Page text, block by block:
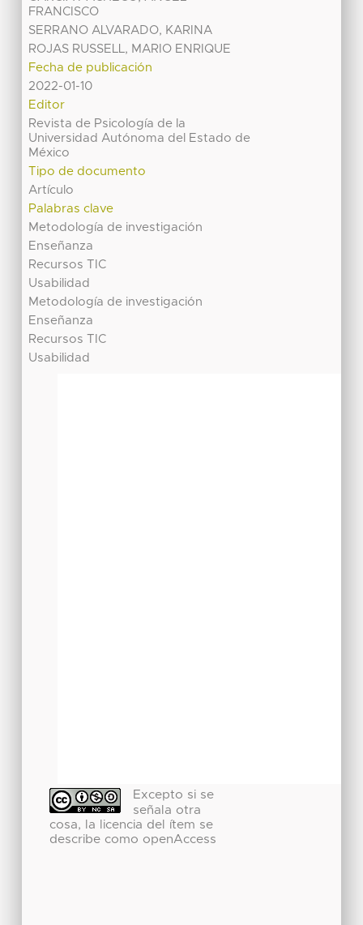
FRANCISCO
SERRANO ALVARADO, KARINA
ROJAS RUSSELL, MARIO ENRIQUE
Fecha de publicación
2022-01-10
Editor
Revista de Psicología de la
Universidad Autónoma del Estado de
México
Tipo de documento
Artículo
Palabras clave
Metodología de investigación
Enseñanza
Recursos TIC
Usabilidad
Metodología de investigación
Enseñanza
Recursos TIC
Usabilidad
Excepto si se
señala otra
cosa, la licencia del ítem se
describe como openAccess